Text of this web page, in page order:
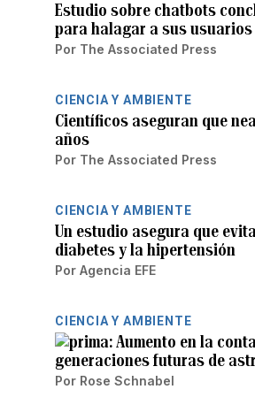
Estudio sobre chatbots
para halagar a sus usuarios
Por The Associated Press
CIENCIA Y AMBIENTE
Científicos aseguran que
años
Por The Associated Press
CIENCIA Y AMBIENTE
Un estudio asegura que
diabetes y la hipertensión
Por Agencia EFE
CIENCIA Y AMBIENTE
Aumento en la
generaciones futuras de
Por Rose Schnabel